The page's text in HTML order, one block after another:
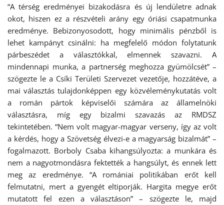
“A térség eredményei bizakodásra és új lendületre adnak
okot, hiszen ez a részvételi arány egy óriási csapatmunka
eredménye. Bebizonyosodott, hogy minimális pénzből is
lehet kampányt csinálni: ha megfelelő módon folytatunk
párbeszédet a választókkal, elmennek szavazni. A
mindennapi munka, a partnerség meghozza gyümölcsét” –
szögezte le a Csíki Területi Szervezet vezetője, hozzátéve, a
mai választás tulajdonképpen egy közvéleménykutatás volt
a román pártok képviselői számára az államelnöki
választásra, míg egy bizalmi szavazás az RMDSZ
tekintetében. “Nem volt magyar-magyar verseny, így az volt
a kérdés, hogy a Szövetség élvezi-e a magyarság bizalmát” –
fogalmazott. Borboly Csaba kihangsúlyozta: a munkára és
nem a nagyotmondásra fektették a hangsúlyt, és ennek lett
meg az eredménye. “A romániai politikában erőt kell
felmutatni, mert a gyengét eltiporják. Hargita megye erőt
mutatott fel ezen a választáson” – szögezte le, majd